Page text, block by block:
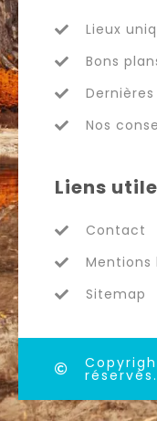
Lieux
Bons
Nos
Liens
Contact
Mentions
Sitemap
réservés.